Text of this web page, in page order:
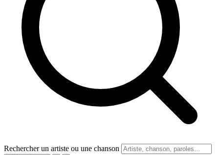
Rechercher un artiste ou une chanson